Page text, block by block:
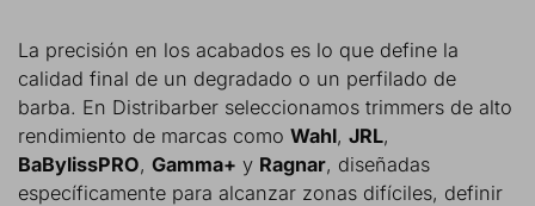
La precisión en los acabados es lo que define la
calidad final de un degradado o un perfilado de
barba. En Distribarber seleccionamos trimmers de alto
rendimiento de marcas como Wahl, JRL,
BaBylissPRO, Gamma+ y Ragnar, diseñadas
específicamente para alcanzar zonas difíciles, definir